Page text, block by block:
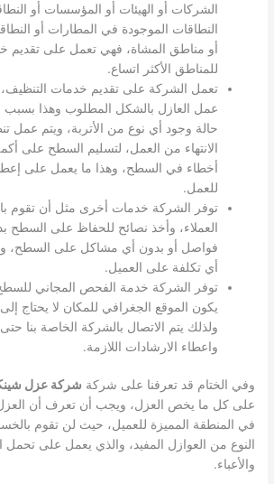
الشركات أو الهيئات أو المؤسسات أو
النطاقات الموجودة في المطارات أو
أو مناطق المشاة، فهي تعمل على تقديم
للمناطق الأكثر اتساع.
تعمل الشركة على تقديم خدمات التنظيف،
عمل العازل بالشكل المطلوب وهذا بسبب
حالة وجود أي نوع من الأتربة، ويتم عمل
الانتهاء من العمل، لتسليم السطح على
أخطاء في السطح، وهذا ما يعمل على
للعمل.
توفر الشركة خدمات أخرى مثل أن تقوم
العملاء، وأخذ نصائح للحفاظ على السطح
فواصل أو بدون أي مشاكل على السطح،
أي تكلفة على العميل.
توفر الشركة خدمة الفحص المجاني
يكون الموقع الجغرافي للمكان لا يحتاج
ولذلك يتم الاتصال بالشركة الخاصة بنا
واعطاء الارشادات اللازمة.
وفي الختام قد تعرفنا على شركة شركة عزل
على كل ما يخص العزل، ويجب أن تعرف أن
في المنطقة المميزة للعميل، حيث لن تقوم
النوع من العوازل المفيد، والذي يعمل على
والأعباء.